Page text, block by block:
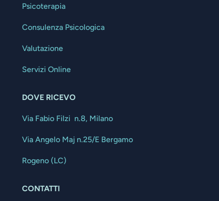
Psicoterapia
Consulenza Psicologica
Valutazione
Servizi Online
DOVE RICEVO
Via Fabio Filzi n.8, Milano
Via Angelo Maj n.25/E Bergamo
Rogeno (LC)
CONTATTI